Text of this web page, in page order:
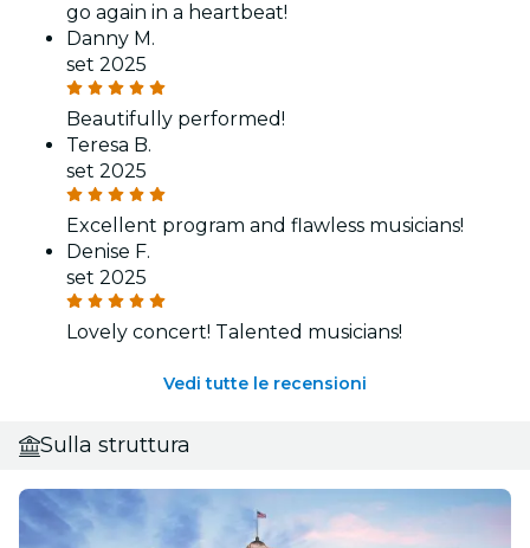
go again in a heartbeat!
Danny M.
set 2025
Beautifully performed!
Teresa B.
set 2025
Excellent program and flawless musicians!
Denise F.
set 2025
Lovely concert! Talented musicians!
Vedi tutte le recensioni
Sulla struttura